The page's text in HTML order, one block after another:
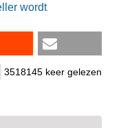
wordt
3518145 keer gelezen